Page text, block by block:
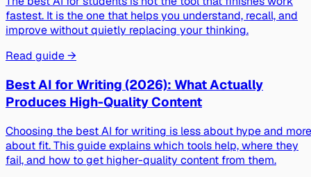
fastest. It is the one that helps you understand, recall, and
improve without quietly replacing your thinking.
Read guide →
Best AI for Writing (2026): What Actually
Produces High-Quality Content
Choosing the best AI for writing is less about hype and more
about fit. This guide explains which tools help, where they
fail, and how to get higher-quality content from them.